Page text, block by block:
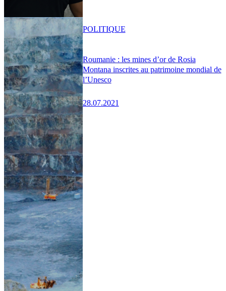
Roumanie : les mines d’or de Rosia
Montana inscrites au patrimoine mondial de
l’Unesco
28.07.2021
POLITIQUE